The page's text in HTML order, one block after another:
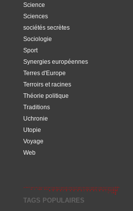
Science
Sciences
sociétés secrètes
Sociologie
Sport
Synergies européennes
Terres d'Europe
Terroirs et racines
Théorie politique
Traditions
Uchronie
Utopie
Voyage
Web
TAGS POPULAIRES